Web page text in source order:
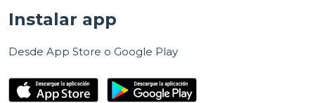
Instalar app
Desde App Store o Google Play